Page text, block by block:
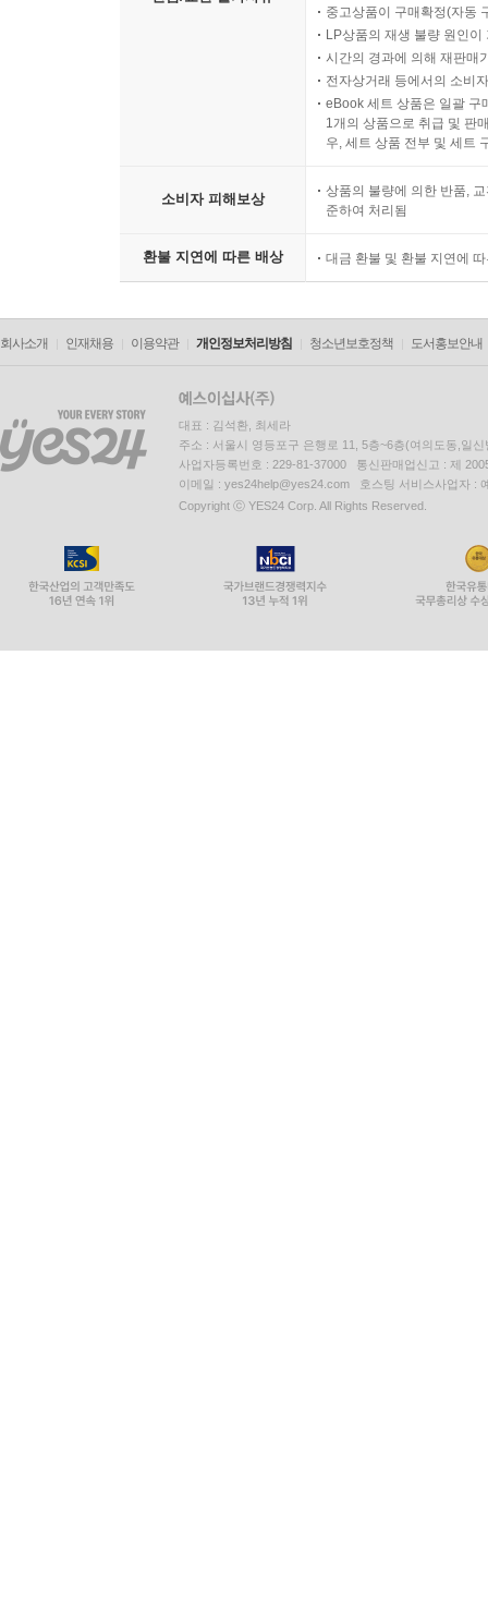
중고상품이 구매확정(자동
LP상품의 재생 불량 원인
시간의 경과에 의해 재판매
전자상거래 등에서의 소비
eBook 세트 상품은 일괄 구
1개의 상품으로 취급 및 판
우, 세트 상품 전부 및 세트
소비자 피해보상
상품의 불량에 의한 반품,
준하여 처리됨
환불 지연에 따른 배상 대금 환불 및 환불 지연에
회사소개 인재채용 이용약관 개인정보처리방침 청소년보호정책 도서홍보안내
대표 : 김석환, 최세라
주소 : 서울시 영등포구 은행로 11, 5층~6층(여의도동,일신
사업자등록번호 : 229-81-37000 통신판매업신고 : 제
이메일 : yes24help@yes24.com 호스팅 서비스사업자 :
Copyright ⓒ YES24 Corp. All Rights Reserved.